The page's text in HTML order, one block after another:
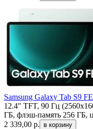
Samsung Galaxy Tab S9
12.4" TFT, 90 Гц
ГБ, флэш-память 256 ГБ,
2 339,00 р.